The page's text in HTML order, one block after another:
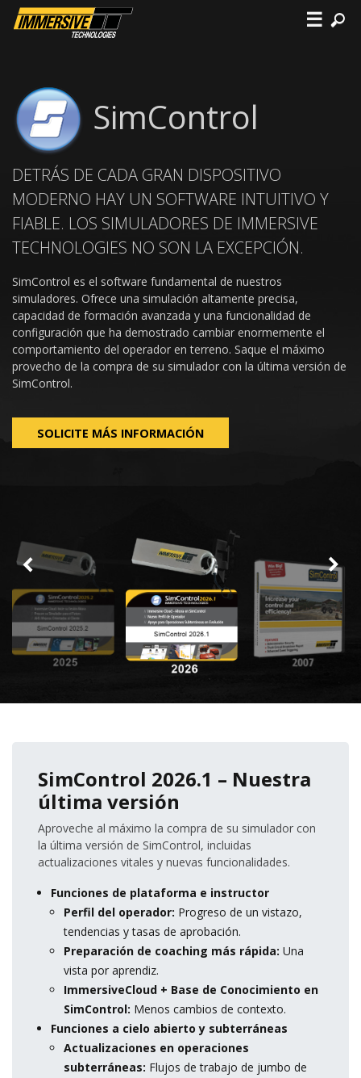
☰
SimControl
DETRÁS DE CADA GRAN DISPOSITIVO
MODERNO HAY UN SOFTWARE INTUITIVO Y
FIABLE. LOS SIMULADORES DE IMMERSIVE
TECHNOLOGIES NO SON LA EXCEPCIÓN.
SimControl es el software fundamental de nuestros
simuladores. Ofrece una simulación altamente precisa,
capacidad de formación avanzada y una funcionalidad de
configuración que ha demostrado cambiar enormemente el
comportamiento del operador en terreno. Saque el máximo
provecho de la compra de su simulador con la última versión de
SimControl.
SOLICITE MÁS INFORMACIÓN
SimControl 2026.1 – Nuestra
última versión
Aproveche al máximo la compra de su simulador con
la última versión de SimControl, incluidas
actualizaciones vitales y nuevas funcionalidades.
Funciones de plataforma e instructor
Perfil del operador: Progreso de un vistazo,
tendencias y tasas de aprobación.
Preparación de coaching más rápida: Una
vista por aprendiz.
ImmersiveCloud + Base de Conocimiento en
SimControl: Menos cambios de contexto.
Funciones a cielo abierto y subterráneas
Actualizaciones en operaciones
subterráneas: Flujos de trabajo de jumbo de